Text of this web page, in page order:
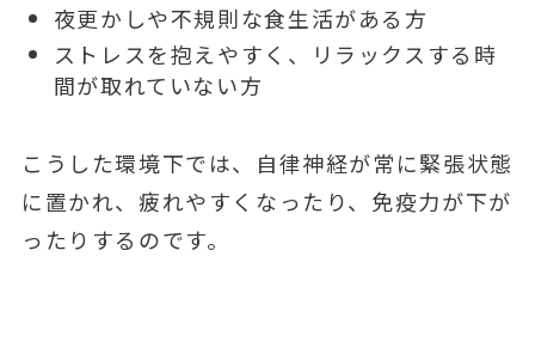
夜更かしや不規則な食生活がある方
ストレスを抱えやすく、リラックスする時
間が取れていない方
こうした環境下では、自律神経が常に緊張状態
に置かれ、疲れやすくなったり、免疫力が下が
ったりするのです。